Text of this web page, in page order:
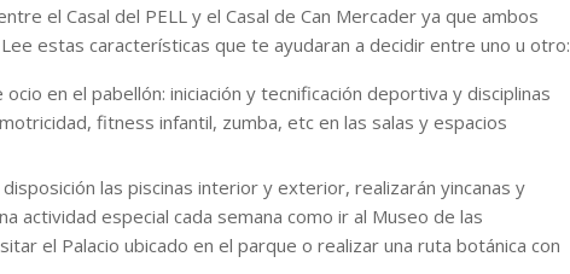
el Casal del PELL y el Casal de Can Mercader ya que ambos
estas características que te ayudaran a decidir entre uno u otro:
en el pabellón: iniciación y tecnificación deportiva y disciplinas
fitness infantil, zumba, etc en las salas y espacios
las piscinas interior y exterior, realizarán yincanas y
actividad especial cada semana como ir al Museo de las
el Palacio ubicado en el parque o realizar una ruta botánica con